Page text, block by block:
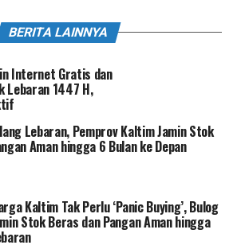
BERITA LAINNYA
Internet Gratis dan
Lebaran 1447 H,
Lebaran, Pemprov Kaltim Jamin Stok
Aman hingga 6 Bulan ke Depan
Kaltim Tak Perlu ‘Panic Buying’, Bulog
Stok Beras dan Pangan Aman hingga